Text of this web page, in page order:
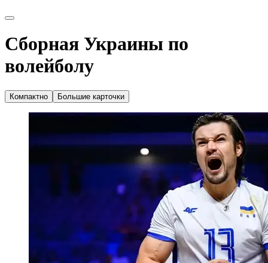
Сборная Украины по
волейболу
Компактно Большие карточки